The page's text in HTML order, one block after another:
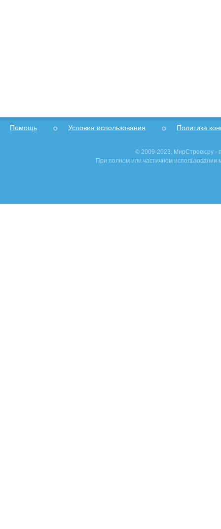
Помощь Условия использования Политика
© 2009-2023, МирСтроек.ру -
При полном или частичном использовании